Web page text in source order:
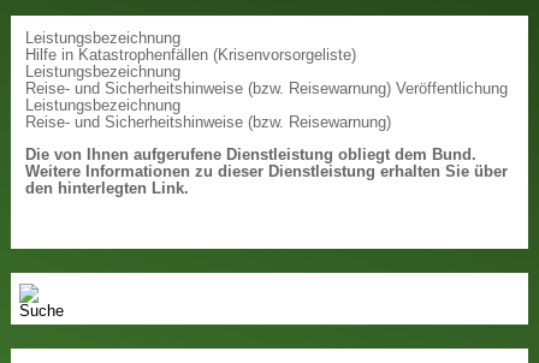
Leistungsbezeichnung
Hilfe in Katastrophenfällen (Krisenvorsorgeliste)
Leistungsbezeichnung
Reise- und Sicherheitshinweise (bzw. Reisewarnung) Veröffentlichung
Leistungsbezeichnung
Reise- und Sicherheitshinweise (bzw. Reisewarnung)
Die von Ihnen aufgerufene Dienstleistung obliegt dem Bund.
Weitere Informationen zu dieser Dienstleistung erhalten Sie über
den hinterlegten Link.